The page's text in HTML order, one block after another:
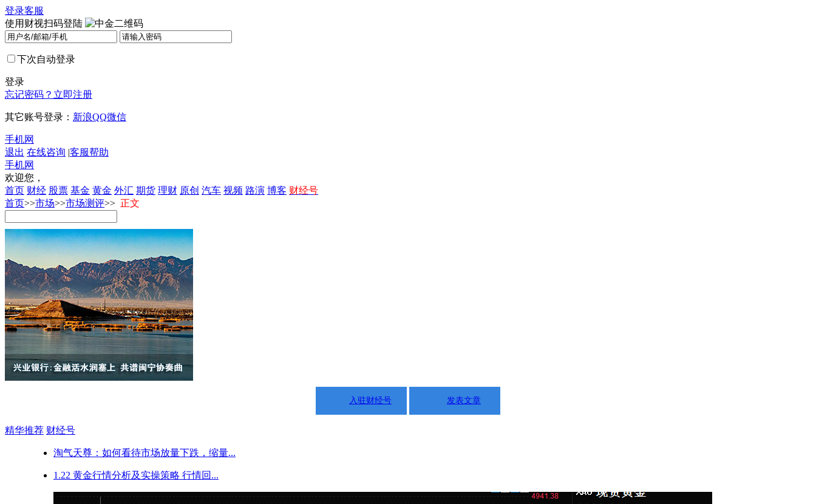
登录客服
使用财视扫码登陆
下次自动登录
登录
忘记密码？ 立即注册
其它账号登录： 新浪QQ微信
手机网
退出 在线咨询 |客服帮助
手机网
欢迎您，
首页 财经 股票 基金 黄金 外汇 期货 理财 原创 汽车 视频 路演 博客 财经号
首页>>市场>>市场测评>> 正文
入驻财经号 发表文章
精华推荐 财经号
淘气天尊：如何看待市场放量下跌，缩量...
1.22 黄金行情分析及实操策略 行情回...